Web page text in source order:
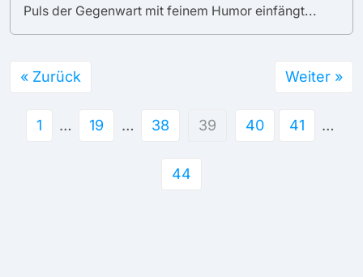
Puls der Gegenwart mit feinem Humor einfängt...
« Zurück
1 … 19 … 38 39 40 41 …
44
Weiter »